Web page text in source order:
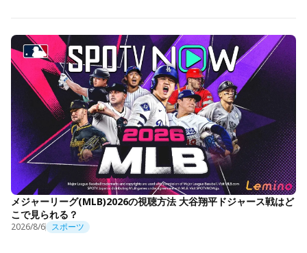
メジャーリーグ(MLB)2026の視聴方法 大谷翔平ドジャース戦はど
こで見られる？
2026/8/6 スポーツ